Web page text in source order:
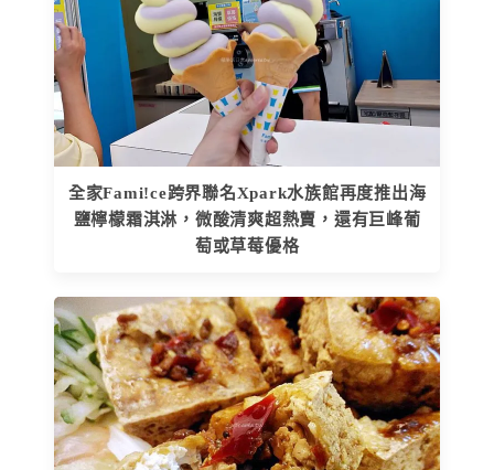
全家Fami!ce跨界聯名Xpark水族館再度推出海
鹽檸檬霜淇淋，微酸清爽超熱賣，還有巨峰葡
萄或草莓優格